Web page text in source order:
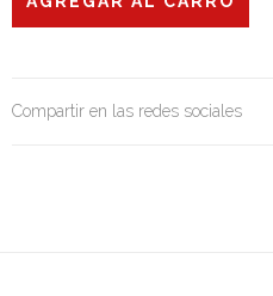
Compartir en las redes sociales